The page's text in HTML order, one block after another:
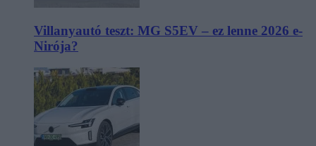
Villanyautó teszt: MG S5EV – ez lenne 2026 e-
Nirója?